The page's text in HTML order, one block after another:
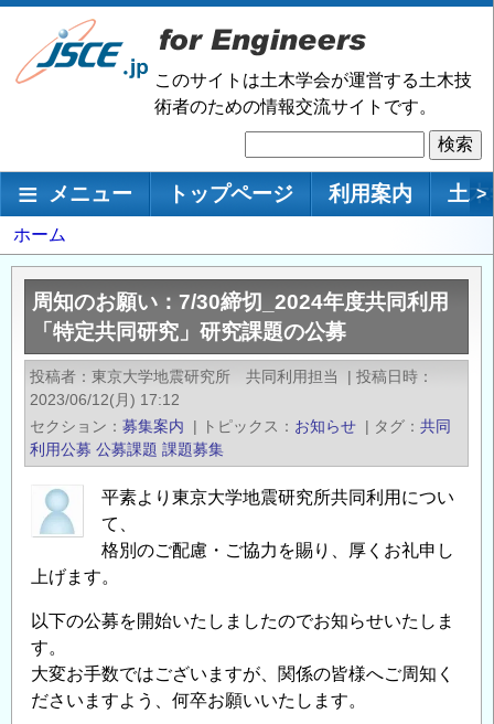
メ
ン
移
このサイトは土木学会が運営する土木技
術者のための情報交流サイトです。
索
メインナビゲーション
メニュー トップページ 利用案内 土 >
パ
ン
ホーム
周知のお願い：7/30締切_2024年度共同利用
「特定共同研究」研究課題の公募
投稿者 東京大学地震研究所 共同利用担当 | 投稿日時
2023/06/12(月) 17:12
セクション
募集案内 | トピックス お知らせ | タグ
共同
利用公募 公募課題 課題募集
平素より東京大学地震研究所共同利用につい
て、
格別のご配慮・ご協力を賜り、厚くお礼申し
上げます。
以下の公募を開始いたしましたのでお知らせいたしま
す。
大変お手数ではございますが、関係の皆様へご周知く
ださいますよう、何卒お願いいたします。